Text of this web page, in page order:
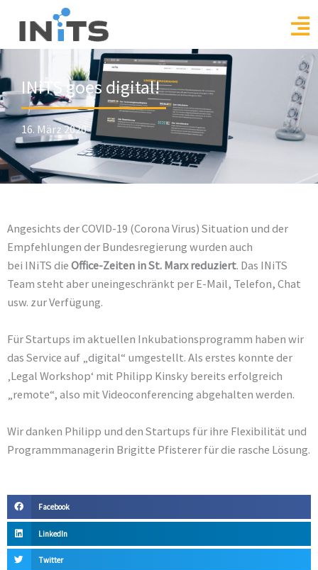
content
INiTS goes digital!
16. März 2020
Angesichts der COVID-19 (Corona Virus) Situation und der
Empfehlungen der Bundesregierung wurden auch
bei INiTS die Office-Zeiten in St. Marx reduziert. Das INiTS
Team steht aber uneingeschränkt per E-Mail, Telefon, Chat
usw. zur Verfügung.
Für Startups im aktuellen Inkubationsprogramm haben wir
das Service auf „digital“ umgestellt. Als erstes konnte der
‚Legal Workshop‘ mit Philipp Kinsky bereits erfolgreich
„remote“, also mit Videoconferencing abgehalten werden.
Wir danken Philipp und den Startups für ihre Flexibilität und
Programmmanagerin Brigitte Pfisterer für die rasche Lösung.
Facebook
LinkedIn
Twitter